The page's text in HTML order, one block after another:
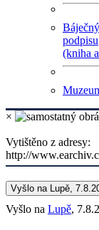
podpisu
(kniha
×
Vytištěno z adresy:
http://
Vyšlo na Lupě,
Vyšlo na Lupě,